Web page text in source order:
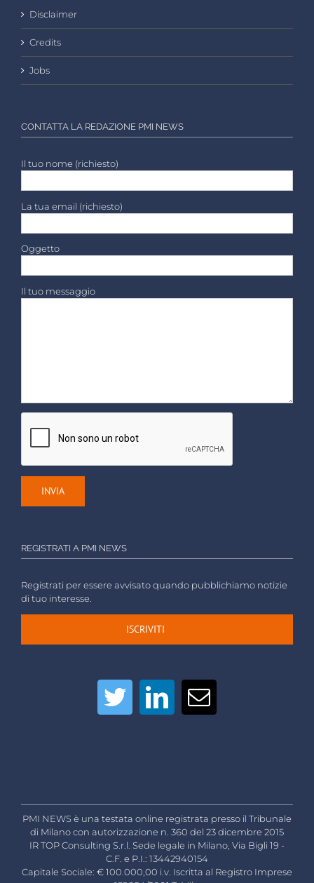
Disclaimer
Credits
Jobs
CONTATTA LA REDAZIONE PMI NEWS
Il tuo nome (richiesto)
La tua email (richiesto)
Oggetto
Il tuo messaggio
REGISTRATI A PMI NEWS
Registrati per essere avvisato quando pubblichiamo notizie
di tuo interesse.
ISCRIVITI
PMI NEWS è una testata online registrata presso il Tribunale
di Milano con autorizzazione n. 360 del 23 dicembre 2015
IR TOP Consulting S.r.l. Sede legale in Milano, Via Bigli 19 -
C.F. e P.I.: 13442940154
Capitale Sociale: € 100.000,00 i.v. Iscritta al Registro Imprese